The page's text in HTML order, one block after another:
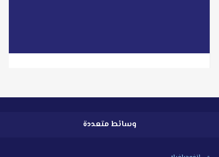
وسائط متعددة